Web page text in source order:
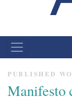
NAVEGAÇÃO
PRINCIPAL
PUBLISHED
Manifesto